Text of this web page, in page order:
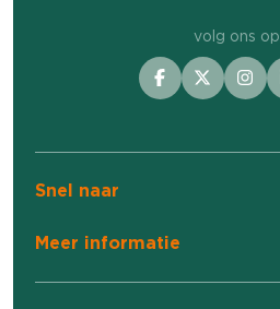
volg ons op
Snel naar
Meer informatie